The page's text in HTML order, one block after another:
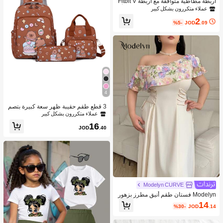
بطة ساعة ذكية من نايلون ناعم ل- Fitbit
عملاء متكررون بشكل كبير
JOD2 .09
%5-
Modelyn CURVE
Modelyn فستان طقم أنيق مطرز بزهور
بخامة إضافية مع ياقة غير متماثلة الحجم
JOD14.14
%30-
4
3 قطع طقم حقيبة ظهر سعة كبيرة بتصم
يم كابيبارا الكرتوني الجميل، مناسبة للمد
عملاء متكررون بشكل كبير
JOD16.40